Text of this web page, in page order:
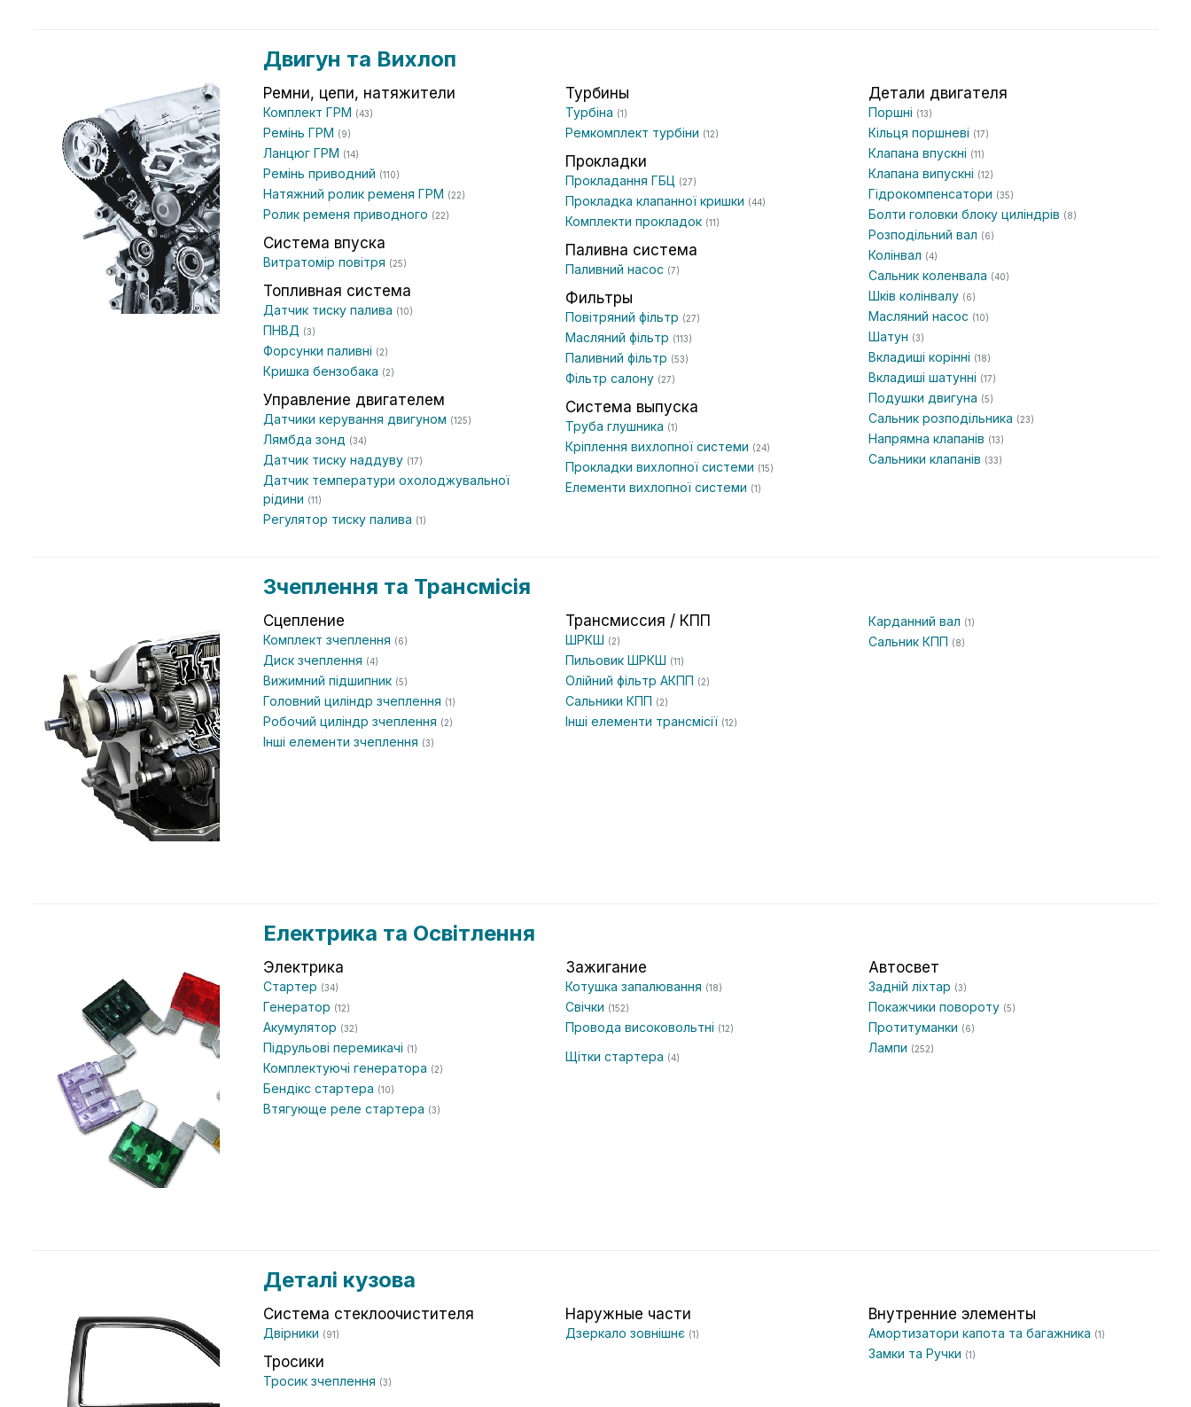
Двигун та Вихлоп
Ремни, цепи, натяжители
Комплект ГРМ (43)
Ремінь ГРМ (9)
Ланцюг ГРМ (14)
Ремінь приводний (110)
Натяжний ролик ременя ГРМ (22)
Ролик ременя приводного (22)
Турбины
Турбіна (1)
Ремкомплект турбіни (12)
Детали двигателя
Поршні (13)
Кільця поршневі (17)
Клапана впускні (11)
Клапана випускні (12)
Гідрокомпенсатори (35)
Болти головки блоку циліндрів (8)
Розподільний вал (6)
Колінвал (4)
Сальник коленвала (40)
Шків колінвалу (6)
Масляний насос (10)
Шатун (3)
Вкладиші корінні (18)
Вкладиші шатунні (17)
Подушки двигуна (5)
Сальник розподільника (23)
Напрямна клапанів (13)
Сальники клапанів (33)
Прокладки
Прокладання ГБЦ (27)
Прокладка клапанної кришки (44)
Комплекти прокладок (11)
Система впуска
Витратомір повітря (25)
Паливна система
Паливний насос (7)
Топливная система
Датчик тиску палива (10)
ПНВД (3)
Форсунки паливні (2)
Кришка бензобака (2)
Фильтры
Повітряний фільтр (27)
Масляний фільтр (113)
Паливний фільтр (53)
Фільтр салону (27)
Управление двигателем
Датчики керування двигуном (125)
Лямбда зонд (34)
Датчик тиску наддуву (17)
Датчик температури охолоджувальної
рідини (11)
Регулятор тиску палива (1)
Система выпуска
Труба глушника (1)
Кріплення вихлопної системи (24)
Прокладки вихлопної системи (15)
Елементи вихлопної системи (1)
Зчеплення та Трансмісія
Сцепление
Комплект зчеплення (6)
Диск зчеплення (4)
Вижимний підшипник (5)
Головний циліндр зчеплення (1)
Робочий циліндр зчеплення (2)
Інші елементи зчеплення (3)
Трансмиссия / КПП
ШРКШ (2)
Пильовик ШРКШ (11)
Олійний фільтр АКПП (2)
Сальники КПП (2)
Інші елементи трансмісії (12)
Карданний вал (1)
Сальник КПП (8)
Електрика та Освітлення
Электрика
Стартер (34)
Генератор (12)
Акумулятор (32)
Підрульові перемикачі (1)
Комплектуючі генератора (2)
Бендікс стартера (10)
Втягующе реле стартера (3)
Зажигание
Котушка запалювання (18)
Свічки (152)
Провода високовольтні (12)
Автосвет
Задній ліхтар (3)
Покажчики повороту (5)
Протитуманки (6)
Лампи (252)
Щітки стартера (4)
Деталі кузова
Система стеклоочистителя
Двірники (91)
Наружные части
Дзеркало зовнішнє (1)
Внутренние элементы
Амортизатори капота та багажника (1)
Замки та Ручки (1)
Тросики
Тросик зчеплення (3)